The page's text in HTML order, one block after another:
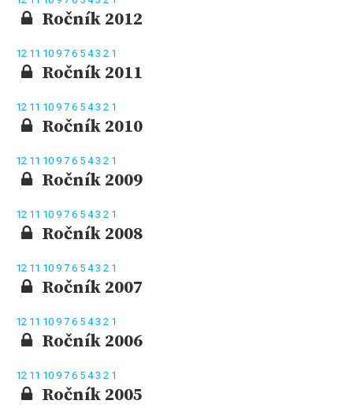
Ročník 2012
12 11 10 9 7 6 5 43 2 1
Ročník 2011
12 11 10 9 7 6 5 43 2 1
Ročník 2010
12 11 10 9 7 6 5 43 2 1
Ročník 2009
12 11 10 9 7 6 5 43 2 1
Ročník 2008
12 11 10 9 7 6 5 43 2 1
Ročník 2007
12 11 10 9 7 6 5 43 2 1
Ročník 2006
12 11 10 9 7 6 5 43 2 1
Ročník 2005